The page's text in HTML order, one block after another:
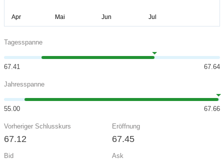
Tagesspanne
67.41 67.64
Jahresspanne
55.00 67.66
Vorheriger Schlusskurs
67.12
Eröffnung
67.45
Bid Ask